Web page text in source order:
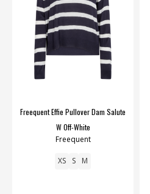
Freequent Effie Pullover Dam Salute
W Off-White
Freequent
XS S M